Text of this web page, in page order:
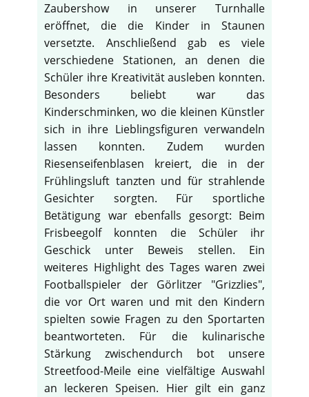
Zaubershow in unserer Turnhalle
eröffnet, die die Kinder in Staunen
versetzte. Anschließend gab es viele
verschiedene Stationen, an denen die
Schüler ihre Kreativität ausleben konnten.
Besonders beliebt war das
Kinderschminken, wo die kleinen Künstler
sich in ihre Lieblingsfiguren verwandeln
lassen konnten. Zudem wurden
Riesenseifenblasen kreiert, die in der
Frühlingsluft tanzten und für strahlende
Gesichter sorgten. Für sportliche
Betätigung war ebenfalls gesorgt: Beim
Frisbeegolf konnten die Schüler ihr
Geschick unter Beweis stellen. Ein
weiteres Highlight des Tages waren zwei
Footballspieler der Görlitzer "Grizzlies",
die vor Ort waren und mit den Kindern
spielten sowie Fragen zu den Sportarten
beantworteten. Für die kulinarische
Stärkung zwischendurch bot unsere
Streetfood-Meile eine vielfältige Auswahl
an leckeren Speisen. Hier gilt ein ganz